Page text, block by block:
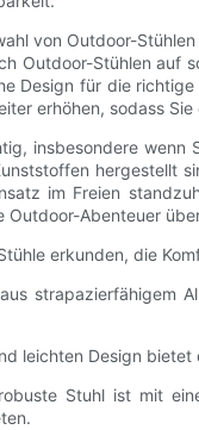
von Outdoor-
Outdoor-Stühlen auf
Design für die
erhöhen, sodass
insbesondere
hergestellt
im Freien
Outdoor-Abenteuer
erkunden, die
leichten Design
Stuhl ist mit